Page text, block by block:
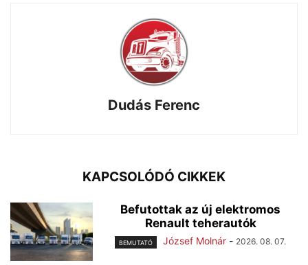
Dudás Ferenc
KAPCSOLÓDÓ CIKKEK
Befutottak az új elektromos
Renault teherautók
BEMUTATÓ József Molnár - 2026. 08. 07.